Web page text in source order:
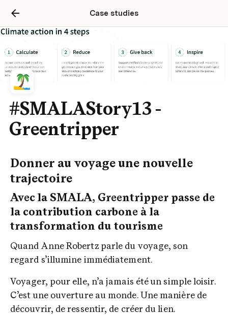
Case studies
#SMALAStory13 -
Greentripper
Donner au voyage une nouvelle
trajectoire
Avec la SMALA, Greentripper passe de
la contribution carbone à la
transformation du tourisme
Quand Anne Robertz parle du voyage, son
regard s’illumine immédiatement.
Voyager, pour elle, n’a jamais été un simple loisir.
C’est une ouverture au monde. Une manière de
découvrir, de ressentir, de créer du lien.